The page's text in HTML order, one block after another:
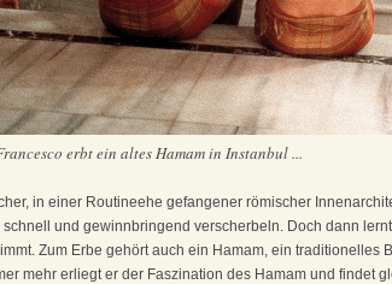
erbt ein altes Hamam in Instanbul ...
in einer Routineehe gefangener römischer
schnell und gewinnbringend verscherbeln. Doch dann
Zum Erbe gehört auch ein Hamam, ein traditionelles
mehr erliegt er der Faszination des Hamam und findet